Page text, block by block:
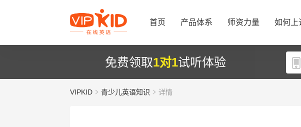
首页 产品体系 师资力量 如何上
免费领取1对1试听体验
VIPKID 青少儿英语知识 详情